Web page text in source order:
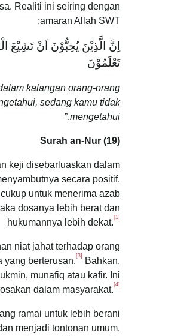
Realiti ini seiring dengan
amaran Allah SWT:
اِنَّ الَّذِيْنَ يُحِبُّوْنَ اَنْ تَشِيْعَ
تَعْلَمُوْنَ
kalangan orang-orang
sedang kamu tidak
mengetahui
.”
Surah an-Nur (19)
keji disebarluaskan dalam
secara positif.
untuk menerima azab
dosanya lebih berat dan
hukumannya lebih dekat. [1]
niat jahat terhadap orang
yang berterusan.[3]
Bahkan,
munafiq atau kafir. Ini
dalam masyarakat. [4]
ramai untuk lebih berani
menjadi tontonan umum,